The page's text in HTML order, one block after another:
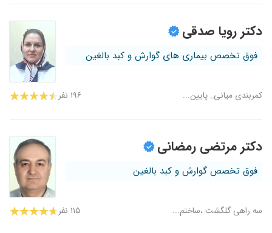
دکتر رویا صدقی
فوق تخصص بیماری های گوارش و کبد بالغین
کمربندی میانی_ پایین... ۱۹۶ نفر
دکتر مرتضی رمضانی
فوق تخصص گوارش و کبد بالغین
سه راهی گلگشت ،ساختم... ۱۱۵ نفر